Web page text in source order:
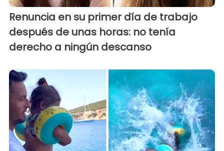
Renuncia en su primer día de trabajo
después de unas horas: no tenía
derecho a ningún descanso